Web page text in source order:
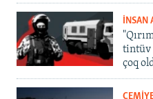
İNSAN
tintüv
çoq